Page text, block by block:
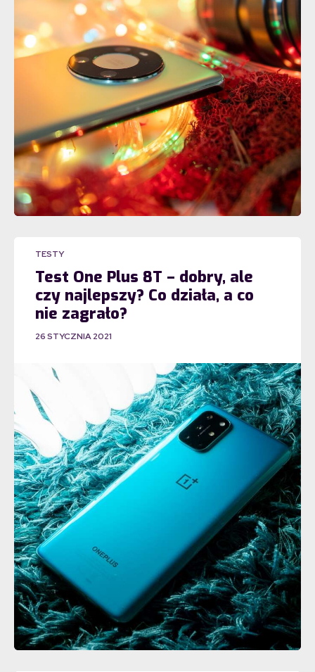
TESTY
Test One Plus 8T – dobry, ale
czy najlepszy? Co działa, a co
nie zagrało?
26 STYCZNIA 2021